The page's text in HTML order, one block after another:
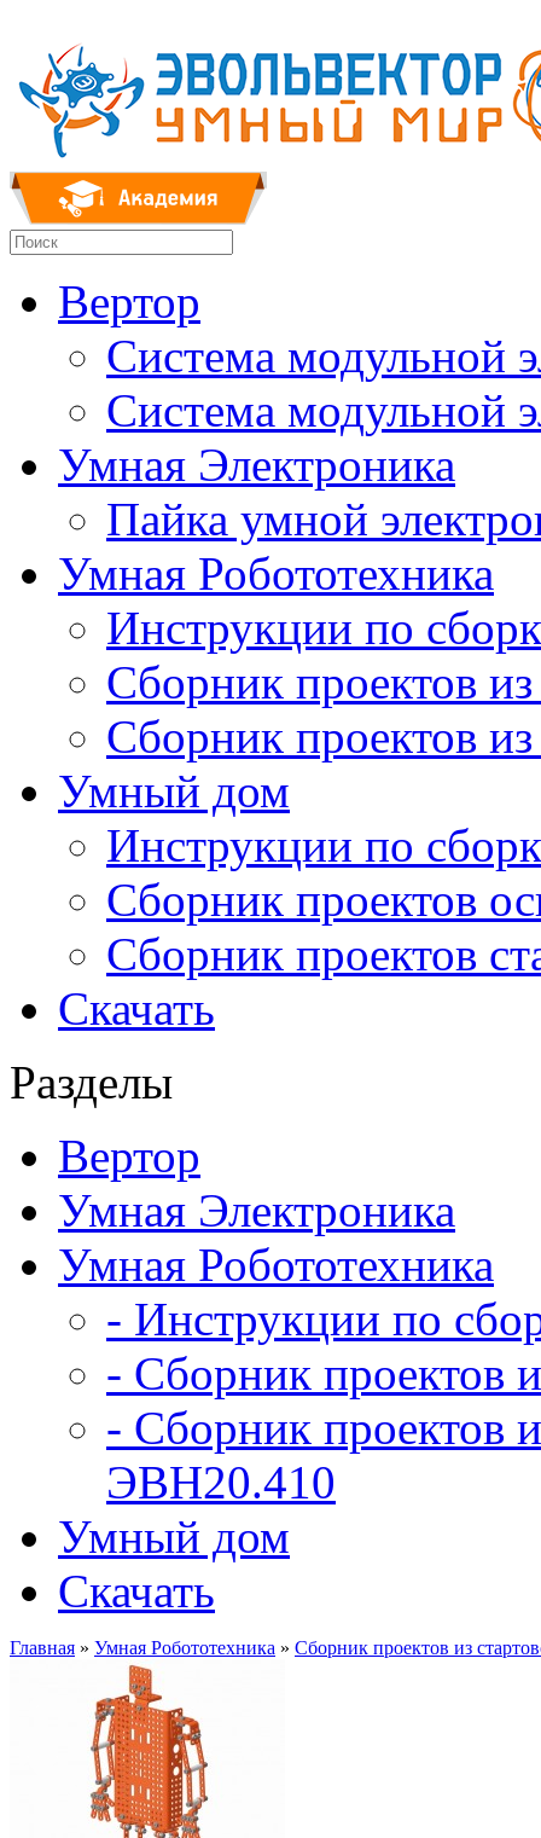
Вертор
Система модульной
Система модульной
Умная Электроника
Пайка умной
Умная Робототехника
Инструкции по
Сборник проектов
Сборник проектов
Умный дом
Инструкции по
Сборник проектов
Сборник проектов
Скачать
Разделы
Вертор
Умная Электроника
Умная Робототехника
- Инструкции по
- Сборник проектов
- Сборник проектов
ЭВН20.410
Умный дом
Скачать
Главная » Умная Робототехника » Сборник проектов из